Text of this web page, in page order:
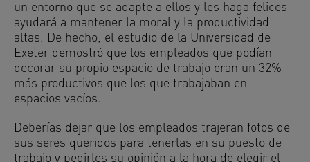
un entorno que se adapte a ellos y les haga felices
ayudará a mantener la moral y la productividad
altas. De hecho, el estudio de la Universidad de
Exeter demostró que los empleados que podían
decorar su propio espacio de trabajo eran un 32%
más productivos que los que trabajaban en
espacios vacíos.
Deberías dejar que los empleados trajeran fotos de
sus seres queridos para tenerlas en su puesto de
trabajo y pedirles su opinión a la hora de elegir el